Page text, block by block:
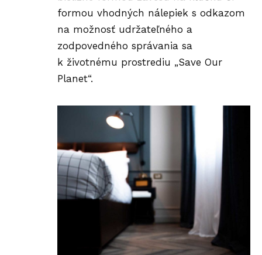
formou vhodných nálepiek s odkazom
na možnosť udržateľného a
zodpovedného správania sa
k životnému prostrediu „Save Our
Planet“.